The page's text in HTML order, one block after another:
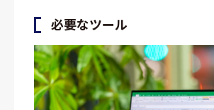
必要なツール